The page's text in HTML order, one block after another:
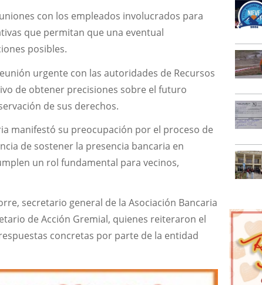
con los empleados involucrados para
que permitan que una eventual
posibles.
urgente con las autoridades de Recursos
de obtener precisiones sobre el futuro
de sus derechos.
manifestó su preocupación por el proceso de
de sostener la presencia bancaria en
un rol fundamental para vecinos,
secretario general de la Asociación Bancaria
de Acción Gremial, quienes reiteraron el
concretas por parte de la entidad